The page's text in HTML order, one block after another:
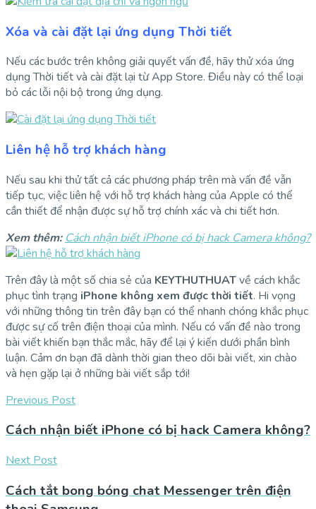
Xóa và cài đặt lại ứng dụng Thời tiết
Nếu các bước trên không giải quyết vấn đề, hãy thử xóa ứng
dụng Thời tiết và cài đặt lại từ App Store. Điều này có thể loại
bỏ các lỗi nội bộ trong ứng dụng.
Liên hệ hỗ trợ khách hàng
Nếu sau khi thử tất cả các phương pháp trên mà vấn đề vẫn
tiếp tục, việc liên hệ với hỗ trợ khách hàng của Apple có thể
cần thiết để nhận được sự hỗ trợ chính xác và chi tiết hơn.
Xem thêm: Cách nhận biết iPhone có bị hack Camera không?
Trên đây là một số chia sẻ của KEYTHUTHUATvề cách khắc
phục tình trạng iPhone không xem được thời tiết. Hi vọng
với những thông tin trên đây bạn có thể nhanh chóng khắc phục
được sự cố trên điện thoại của mình. Nếu có vấn đề nào trong
bài viết khiến bạn thắc mắc, hãy để lại ý kiến dưới phần bình
luận. Cảm ơn bạn đã dành thời gian theo dõi bài viết, xin chào
và hẹn gặp lại ở những bài viết sắp tới!
Previous Post
Cách nhận biết iPhone có bị hack Camera không?
Next Post
Cách tắt bong bóng chat Messenger trên điện